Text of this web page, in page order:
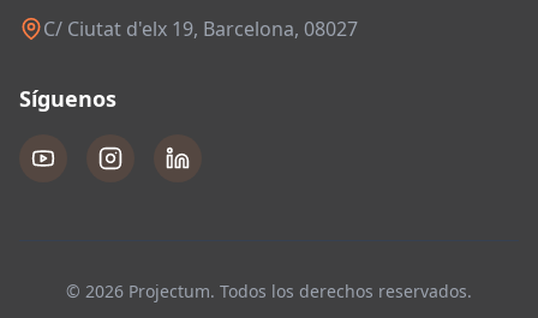
C/ Ciutat d'elx 19, Barcelona, 08027
Síguenos
© 2026 Projectum. Todos los derechos reservados.